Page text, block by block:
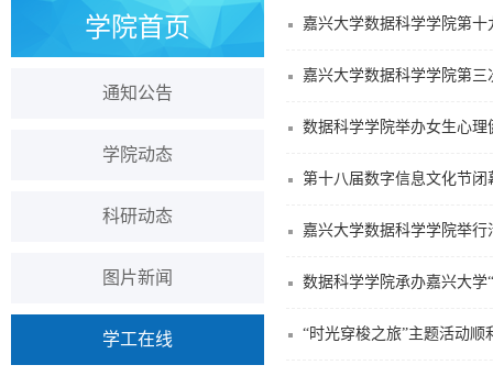
学院首页
通知公告
学院动态
科研动态
图片新闻
学工在线
嘉兴大学数据科学学院第
嘉兴大学数据科学学院第
数据科学学院举办女生心理
第十八届数字信息文化节
嘉兴大学数据科学学院举
数据科学学院承办嘉兴大学
“时光穿梭之旅”主题活动顺